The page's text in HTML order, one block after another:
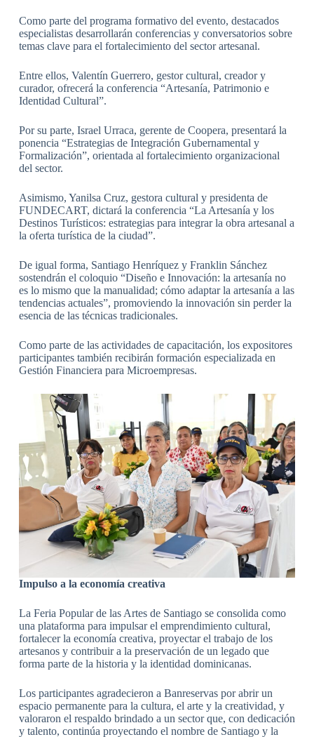
Como parte del programa formativo del evento, destacados
especialistas desarrollarán conferencias y conversatorios sobre
temas clave para el fortalecimiento del sector artesanal.
Entre ellos, Valentín Guerrero, gestor cultural, creador y
curador, ofrecerá la conferencia “Artesanía, Patrimonio e
Identidad Cultural”.
Por su parte, Israel Urraca, gerente de Coopera, presentará la
ponencia “Estrategias de Integración Gubernamental y
Formalización”, orientada al fortalecimiento organizacional
del sector.
Asimismo, Yanilsa Cruz, gestora cultural y presidenta de
FUNDECART, dictará la conferencia “La Artesanía y los
Destinos Turísticos: estrategias para integrar la obra artesanal a
la oferta turística de la ciudad”.
De igual forma, Santiago Henríquez y Franklin Sánchez
sostendrán el coloquio “Diseño e Innovación: la artesanía no
es lo mismo que la manualidad; cómo adaptar la artesanía a las
tendencias actuales”, promoviendo la innovación sin perder la
esencia de las técnicas tradicionales.
Como parte de las actividades de capacitación, los expositores
participantes también recibirán formación especializada en
Gestión Financiera para Microempresas.
Impulso a la economía creativa
La Feria Popular de las Artes de Santiago se consolida como
una plataforma para impulsar el emprendimiento cultural,
fortalecer la economía creativa, proyectar el trabajo de los
artesanos y contribuir a la preservación de un legado que
forma parte de la historia y la identidad dominicanas.
Los participantes agradecieron a Banreservas por abrir un
espacio permanente para la cultura, el arte y la creatividad, y
valoraron el respaldo brindado a un sector que, con dedicación
y talento, continúa proyectando el nombre de Santiago y la